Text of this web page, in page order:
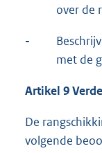
over de
-
met de
Artikel 9
De
volgende